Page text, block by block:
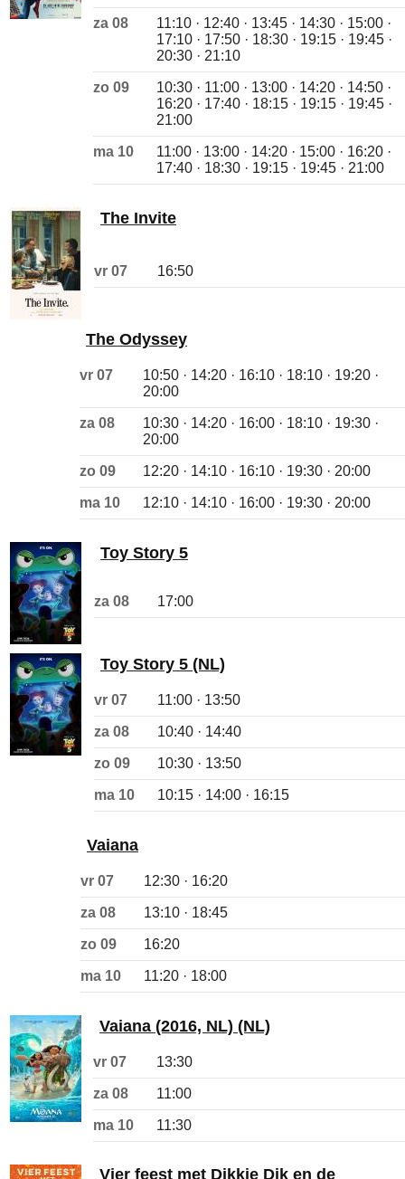
za 08
11:10 · 12:40 · 13:45 · 14:30 · 15:00 ·
17:10 · 17:50 · 18:30 · 19:15 · 19:45 ·
20:30 · 21:10
zo 09
10:30 · 11:00 · 13:00 · 14:20 · 14:50 ·
16:20 · 17:40 · 18:15 · 19:15 · 19:45 ·
21:00
ma 10
11:00 · 13:00 · 14:20 · 15:00 · 16:20 ·
17:40 · 18:30 · 19:15 · 19:45 · 21:00
The Invite
vr 07 16:50
The Odyssey
vr 07
10:50 · 14:20 · 16:10 · 18:10 · 19:20 ·
20:00
za 08
10:30 · 14:20 · 16:00 · 18:10 · 19:30 ·
20:00
zo 09 12:20 · 14:10 · 16:10 · 19:30 · 20:00
ma 10 12:10 · 14:10 · 16:00 · 19:30 · 20:00
Toy Story 5
za 08 17:00
Toy Story 5 (NL)
vr 07 11:00 · 13:50
za 08 10:40 · 14:40
zo 09 10:30 · 13:50
ma 10 10:15 · 14:00 · 16:15
Vaiana
vr 07 12:30 · 16:20
za 08 13:10 · 18:45
zo 09 16:20
ma 10 11:20 · 18:00
Vaiana (2016, NL) (NL)
vr 07 13:30
za 08 11:00
ma 10 11:30
Vier feest met Dikkie Dik en de